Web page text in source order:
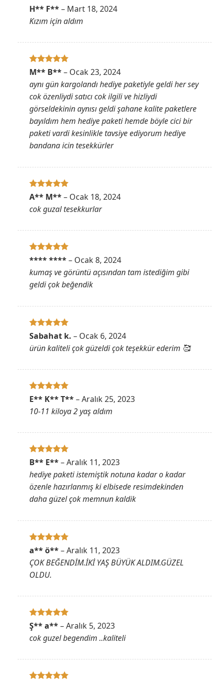
5 üzerinden
H** F**– Mart 18, 2024
Kızım için aldım
5 üzerinden
M** B**– Ocak 23, 2024
aynı gün kargolandı hediye paketiyle geldi her sey
cok özenliydi satıcı cok ilgili ve hizliydi
görseldekinin aynısı geldi şahane kalite paketlere
bayıldım hem hediye paketi hemde böyle cici bir
paketi vardi kesinlikle tavsiye ediyorum hediye
bandana icin tesekkürler
5 üzerinden
A** M**– Ocak 18, 2024
cok guzal tesekkurlar
5 üzerinden
**** ****– Ocak 8, 2024
kumaş ve görüntü açısından tam istediğim gibi
geldi çok beğendik
5 üzerinden
5oy aldı
Sabahat k. – Ocak 6, 2024
ürün kaliteli çok güzeldi çok teşekkür ederim 🥰
5 üzerinden
E** K** T**–Aralık 25, 2023
10-11 kiloya 2 yaş aldım
5 üzerinden
B** E**–Aralık 11, 2023
hediye paketi istemiştik notuna kadar o kadar
özenle hazırlanmış ki elbisede resimdekinden
daha güzel çok memnun kaldik
5 üzerinden
a** ö**–Aralık 11, 2023
ÇOK BEĞENDİM.İKİ YAŞ BÜYÜK ALDIM.GÜZEL
OLDU.
5 üzerinden
5
Ş** a**–Aralık 5, 2023
cok guzel begendim ..kaliteli